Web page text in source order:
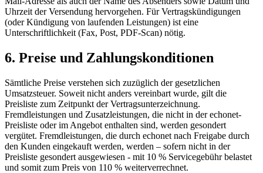
Uhrzeit der Versendung hervorgehen. Für Vertragskündigungen
(oder Kündigung von laufenden Leistungen) ist eine
Unterschriftlichkeit (Fax, Post, PDF-Scan) nötig.
6. Preise und Zahlungskonditionen
Sämtliche Preise verstehen sich zuzüglich der gesetzlichen
Umsatzsteuer. Soweit nicht anders vereinbart wurde, gilt die
Preisliste zum Zeitpunkt der Vertragsunterzeichnung.
Fremdleistungen und Zusatzleistungen, die nicht in der echonet-
Preisliste oder im Angebot enthalten sind, werden gesondert
vergütet. Fremdleistungen, die durch echonet nach Freigabe durch
den Kunden eingekauft werden, werden – sofern nicht in der
Preisliste gesondert ausgewiesen - mit 10 % Servicegebühr belastet
und somit zum Preis von 110 % weiterverrechnet.